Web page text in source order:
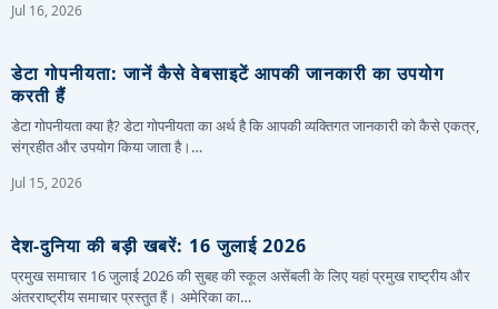
Jul 16, 2026
डेटा गोपनीयता: जानें कैसे वेबसाइटें आपकी जानकारी का उपयोग
करती हैं
डेटा गोपनीयता क्या है? डेटा गोपनीयता का अर्थ है कि आपकी व्यक्तिगत जानकारी को कैसे एकत्र,
संग्रहीत और उपयोग किया जाता है।…
Jul 15, 2026
देश-दुनिया की बड़ी खबरें: 16 जुलाई 2026
प्रमुख समाचार 16 जुलाई 2026 की सुबह की स्कूल असेंबली के लिए यहां प्रमुख राष्ट्रीय और
अंतरराष्ट्रीय समाचार प्रस्तुत हैं। अमेरिका का…